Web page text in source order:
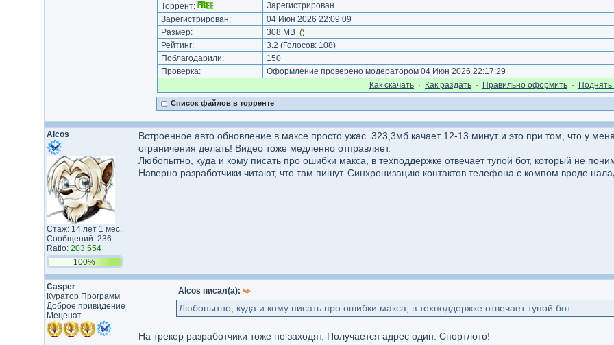
Торрент:
Зарегистрирован
Зарегистрирован:
04 Июн 2026 22:09:09
Размер:
308 MB ()
Рейтинг: 3.2 (Голосов: 108)
Поблагодарили:
150
Проверка:
Оформление проверено модератором 04 Июн 2026 22:17:29
Как cкачать · Как раздать · Правильно оформить · Поднять
Список файлов в торренте
Alcos
Стаж: 14 лет 1 мес.
Сообщений: 236
Ratio: 203.554
100%
Встроенное авто обновление в максе просто ужас. 323,3мб качает 12-13 минут и это при том, что у
ограничения делать! Видео тоже медленно отправляет.
Любопытно, куда и кому писать про ошибки макса, в техподдержке отвечает тупой бот, который не
Наверно разработчики читают, что там пишут. Синхронизацию контактов телефона с компом вроде
Casper
Куратор Программ
Доброе привидение
Меценат
Alcos писал(а):
Любопытно, куда и кому писать про ошибки макса, в техподдержке отвечает тупой бот
На трекер разработчики тоже не заходят. Получается адрес один: Спортлото!